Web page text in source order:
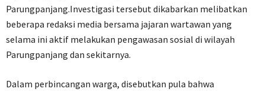
Parungpanjang.Investigasi tersebut dikabarkan melibatkan
beberapa redaksi media bersama jajaran wartawan yang
selama ini aktif melakukan pengawasan sosial di wilayah
Parungpanjang dan sekitarnya.
Dalam perbincangan warga, disebutkan pula bahwa